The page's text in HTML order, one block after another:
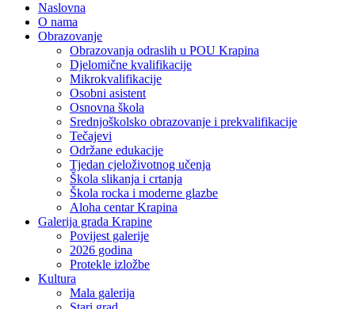
Naslovna
O nama
Obrazovanje
Obrazovanja odraslih u POU Krapina
Djelomične kvalifikacije
Mikrokvalifikacije
Osobni asistent
Osnovna škola
Srednjoškolsko obrazovanje i prekvalifikacije
Tečajevi
Održane edukacije
Tjedan cjeloživotnog učenja
Škola slikanja i crtanja
Škola rocka i moderne glazbe
Aloha centar Krapina
Galerija grada Krapine
Povijest galerije
2026 godina
Protekle izložbe
Kultura
Mala galerija